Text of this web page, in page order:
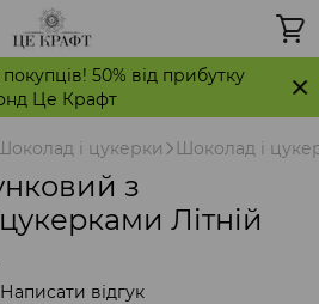
50% від прибутку
Це Крафт
і цукерки Шоколад і
з
Літній
Написати відгук